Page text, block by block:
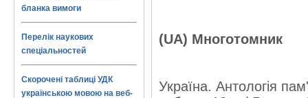
бланка вимоги
Перелік наукових
спеціальностей
Скорочені таблиці УДК
українською мовою на веб-
(UA) Многотомник
Україна. Антологія